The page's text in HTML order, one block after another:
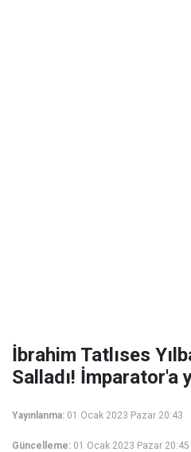
İbrahim Tatlıses
Salladı! İmparator'a
Yayınlanma: 01 Ocak 2023 Pazar 20:43
Güncelleme: 01 Ocak 2023 Pazar 20:45